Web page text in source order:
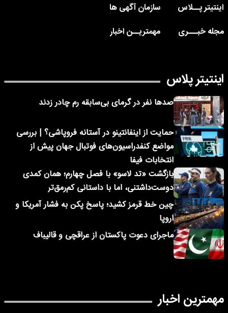
اینتیتر پــلاس
سازمان آگهی ها
مجله خبـــری
مهمتریــن اخبار
اینتیتر پلاس
صدها نفر در گرمای بی‌سابقه رم چادر زدند
حمایت از اینفانتینو در آستانه فروپاشی؟ | بررسی
مواضع کنفدراسیون‌های فوتبال جهان پیش از
انتخابات فیفا
بازگشت «تد لاسو» با فصل چهارم؛ همان کمدی
دوست‌داشتنی، اما با داستانی کم‌رمق‌تر
چین خط قرمز کشید؛ پاسخ پکن به فشار آمریکا و
اروپا
ماجرای دعوت پاکستان از عراقچی و قالیباف
مهمترین اخبار